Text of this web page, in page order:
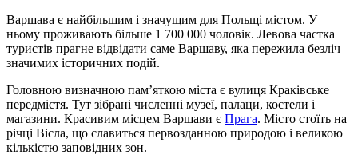
Варшава є найбільшим і значущим для Польщі містом. У
ньому проживають більше 1 700 000 чоловік. Левова частка
туристів прагне відвідати саме Варшаву, яка пережила безліч
значимих історичних подій.
Головною визначною пам’яткою міста є вулиця Краківське
передмістя. Тут зібрані численні музеї, палаци, костели і
магазини. Красивим місцем Варшави є Прага. Місто стоїть на
річці Вісла, що славиться первозданною природою і великою
кількістю заповідних зон.